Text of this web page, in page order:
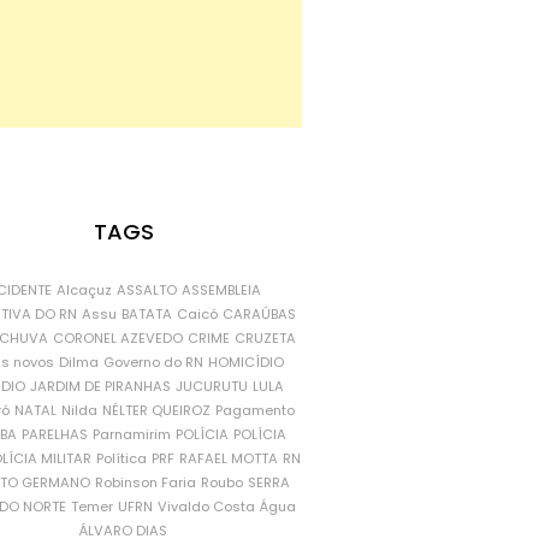
TAGS
Alcaçuz ASSALTO ASSEMBLEIA
DO RN Assu BATATA Caicó CARAÚBAS
CORONEL AZEVEDO CRIME CRUZETA
novos Dilma Governo do RN HOMICÍDIO
JARDIM DE PIRANHAS JUCURUTU LULA
NATAL Nilda NÉLTER QUEIROZ Pagamento
PARELHAS Parnamirim POLÍCIA POLÍCIA
MILITAR Política PRF RAFAEL MOTTA RN
GERMANO Robinson Faria Roubo SERRA
NORTE Temer UFRN Vivaldo Costa Água
ÁLVARO DIAS